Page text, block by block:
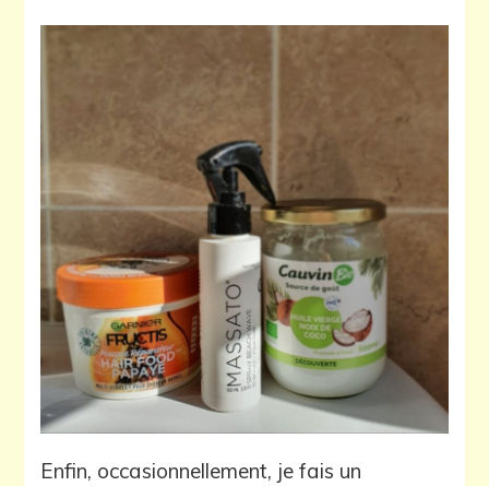
Enfin, occasionnellement, je fais un